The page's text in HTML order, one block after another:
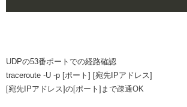
UDPの53番ポートでの経路確認
traceroute -U -p [ポート] [宛先IPアドレス]
[宛先IPアドレス]の[ポート]まで疎通OK